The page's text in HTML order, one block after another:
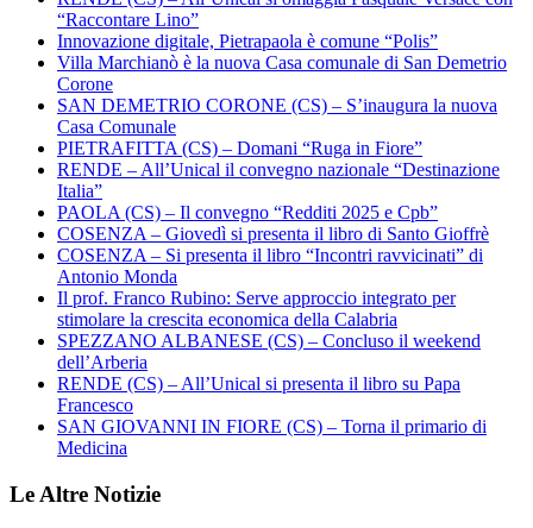
“Raccontare Lino”
Innovazione digitale, Pietrapaola è comune “Polis”
Villa Marchianò è la nuova Casa comunale di San Demetrio
Corone
SAN DEMETRIO CORONE (CS) – S’inaugura la nuova
Casa Comunale
PIETRAFITTA (CS) – Domani “Ruga in Fiore”
RENDE – All’Unical il convegno nazionale “Destinazione
Italia”
PAOLA (CS) – Il convegno “Redditi 2025 e Cpb”
COSENZA – Giovedì si presenta il libro di Santo Gioffrè
COSENZA – Si presenta il libro “Incontri ravvicinati” di
Antonio Monda
Il prof. Franco Rubino: Serve approccio integrato per
stimolare la crescita economica della Calabria
SPEZZANO ALBANESE (CS) – Concluso il weekend
dell’Arberia
RENDE (CS) – All’Unical si presenta il libro su Papa
Francesco
SAN GIOVANNI IN FIORE (CS) – Torna il primario di
Medicina
Le Altre Notizie